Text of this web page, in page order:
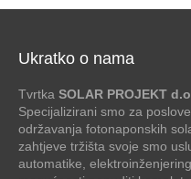
Ukratko o nama
Tvrtka SOLAR PROJEKT
Specijalizirani smo za
održavanja fotonaponskih
zahtjeve tržišta svoje smo
automatike,